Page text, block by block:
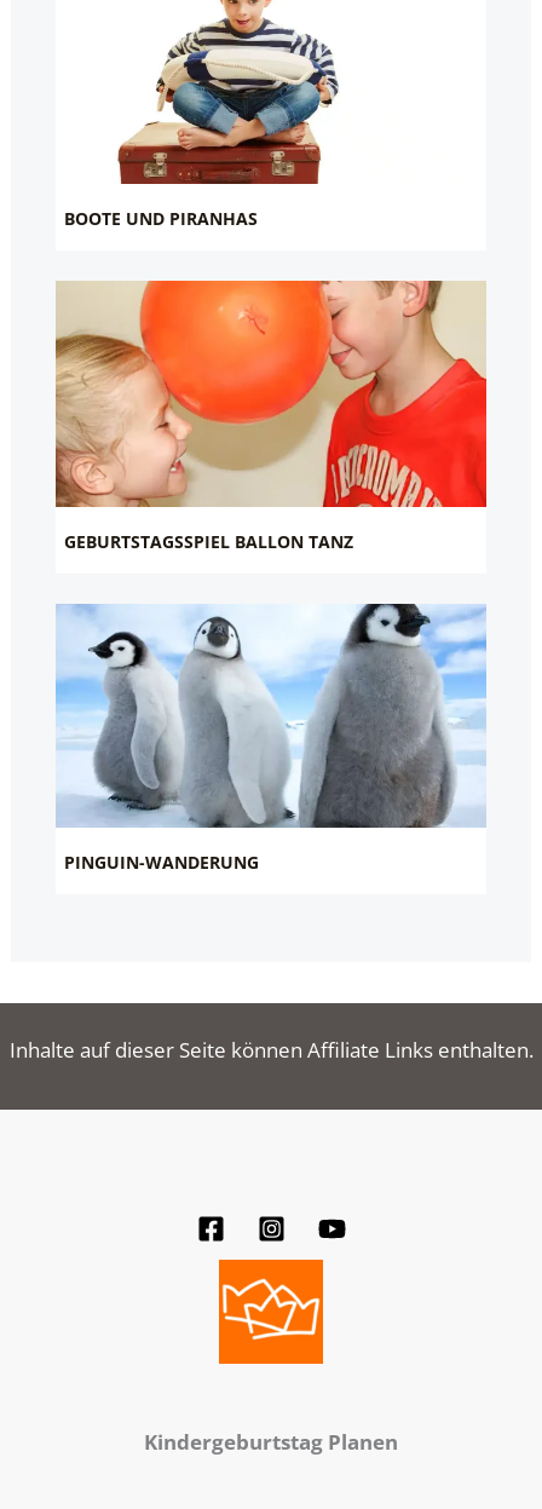
BOOTE UND PIRANHAS
GEBURTSTAGSSPIEL BALLON TANZ
PINGUIN-WANDERUNG
Inhalte auf dieser Seite können Affiliate Links enthalten.
Kindergeburtstag Planen